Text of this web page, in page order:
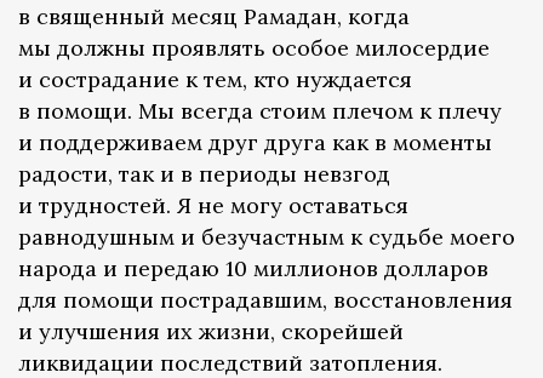
в священный месяц Рамадан, когда
мы должны проявлять особое милосердие
и сострадание к тем, кто нуждается
в помощи. Мы всегда стоим плечом к плечу
и поддерживаем друг друга как в моменты
радости, так и в периоды невзгод
и трудностей. Я не могу оставаться
равнодушным и безучастным к судьбе моего
народа и передаю 10 миллионов долларов
для помощи пострадавшим, восстановления
и улучшения их жизни, скорейшей
ликвидации последствий затопления.